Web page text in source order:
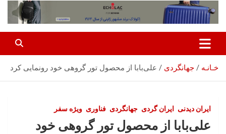
خـانـه جهانگردی علی‌بابا از محصول تور گروهی خود رونمایی کرد
ایران‌ دیدنی ایران گردی جهانگردی فناوری ویژه سفر
علی‌بابا از محصول تور گروهی خود